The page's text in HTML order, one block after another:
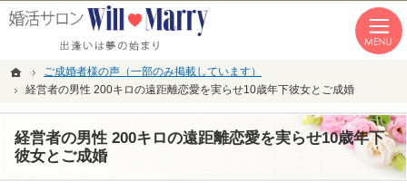
ホーム
ご成婚者様の声（一部のみ掲載しています）
経営者の男性 200キロの遠距離恋愛を実らせ10歳年下彼女とご成婚
経営者の男性 200キロの遠距離恋愛を実らせ10歳年下
彼女とご成婚
「本気の婚活」を応援します。恵比寿・青山・湘南の結婚相談所なら私たちへ。
恵比寿・青山・湘南の婚活なら１年以内の成婚にこだわる結婚相談所WillMarry